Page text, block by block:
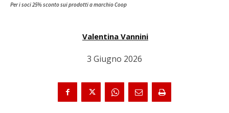
Per i soci 25% sconto sui prodotti a marchio Coop
Valentina Vannini
3 Giugno 2026